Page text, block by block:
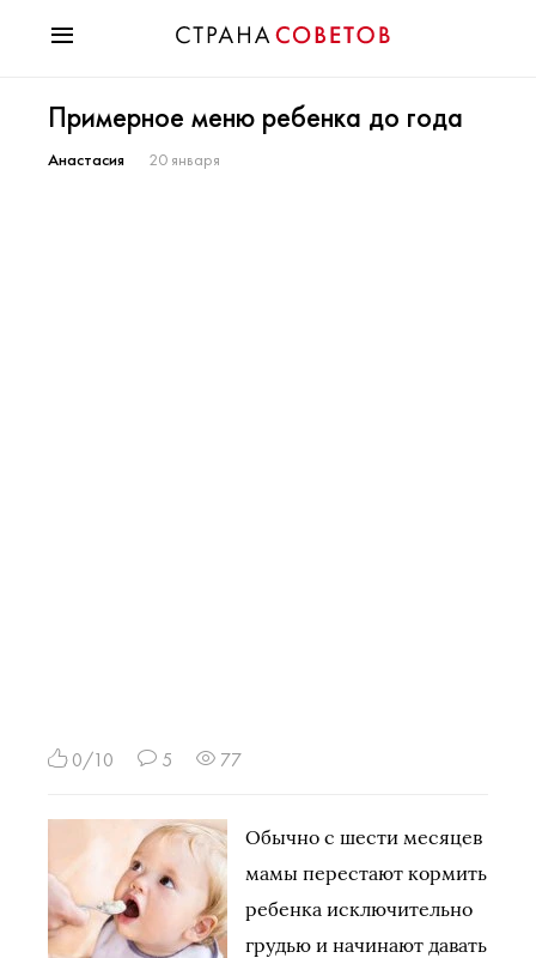
Мода
Звезды
Примерное меню ребенка до года
Анастасия 20 января
0/10 5 77
Обычно с шести месяцев
мамы перестают кормить
ребенка исключительно
грудью и начинают давать